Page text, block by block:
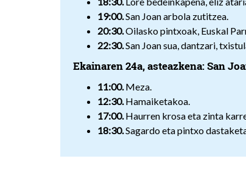
19:00.San Joan arbola zutitzea.
20:30.Oilasko pintxoak, Euskal
22:30.San Joan sua, dantzari,
Ekainaren 24a, asteazkena: San
11:00.Meza.
12:30.Hamaiketakoa.
17:00.Haurren krosa eta zinta
18:30.Sagardo eta pintxo